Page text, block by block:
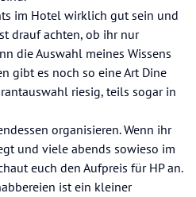
im Hotel wirklich gut sein und
drauf achten, ob ihr nur
die Auswahl meines Wissens
gibt es noch so eine Art Dine
riesig, teils sogar in
organisieren. Wenn ihr
und viele abends sowieso im
euch den Aufpreis für HP an.
ist ein kleiner